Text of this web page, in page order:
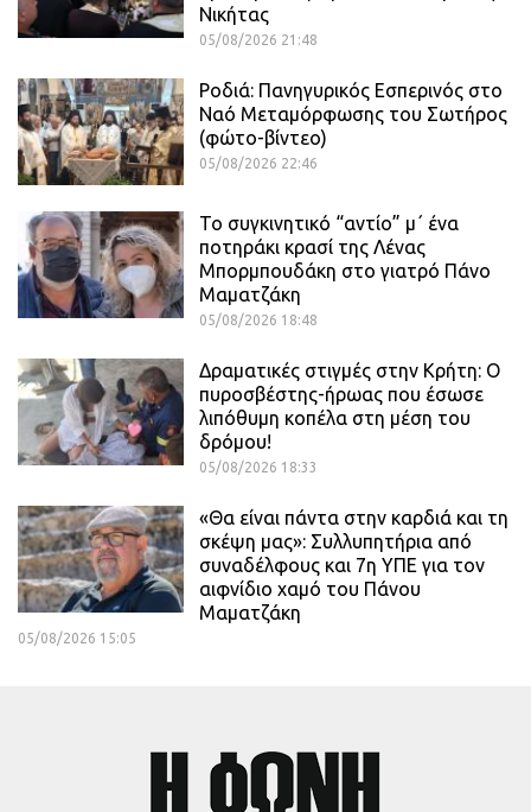
Νικήτας
05/08/2026 21:48
Ροδιά: Πανηγυρικός Εσπερινός στο
Ναό Μεταμόρφωσης του Σωτήρος
(φώτο-βίντεο)
05/08/2026 22:46
Το συγκινητικό “αντίο” μ΄ ένα
ποτηράκι κρασί της Λένας
Μπορμπουδάκη στο γιατρό Πάνο
Μαματζάκη
05/08/2026 18:48
Δραματικές στιγμές στην Κρήτη: Ο
πυροσβέστης-ήρωας που έσωσε
λιπόθυμη κοπέλα στη μέση του
δρόμου!
05/08/2026 18:33
«Θα είναι πάντα στην καρδιά και τη
σκέψη μας»: Συλλυπητήρια από
συναδέλφους και 7η ΥΠΕ για τον
αιφνίδιο χαμό του Πάνου
Μαματζάκη
05/08/2026 15:05